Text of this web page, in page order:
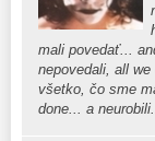
mali povedať...
nepovedali, all we
všetko, čo sme
done... a neurobili...